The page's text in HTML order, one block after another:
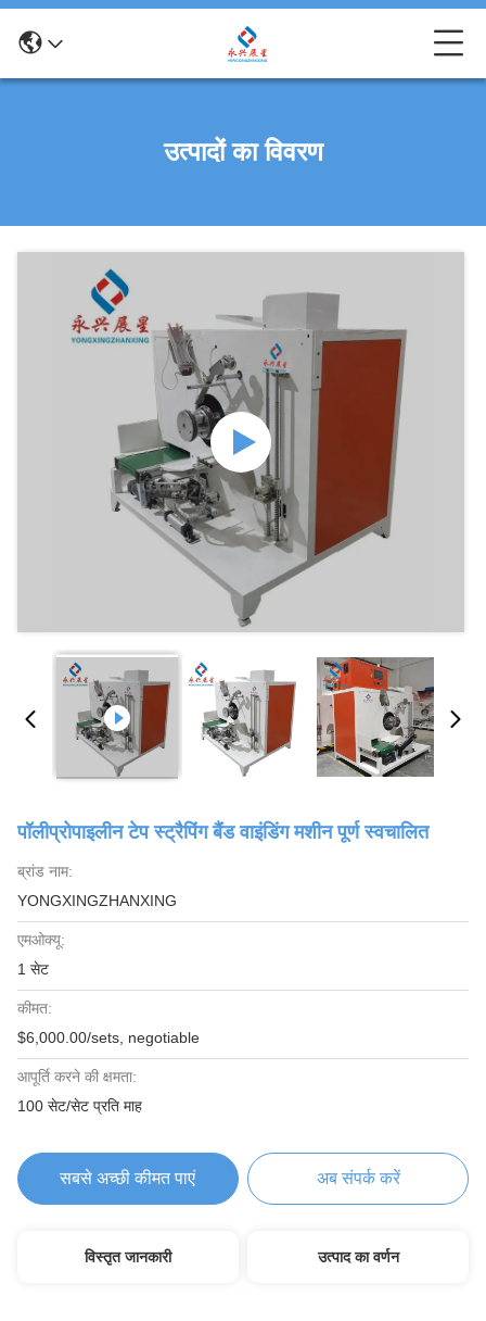
उत्पादों का विवरण
पॉलीप्रोपाइलीन टेप स्ट्रैपिंग बैंड वाइंडिंग मशीन पूर्ण स्वचालित
ब्रांड नाम:
YONGXINGZHANXING
एमओक्यू:
1 सेट
कीमत:
$6,000.00/sets, negotiable
आपूर्ति करने की क्षमता:
100 सेट/सेट प्रति माह
सबसे अच्छी कीमत पाएं अब संपर्क करें
विस्तृत जानकारी उत्पाद का वर्णन